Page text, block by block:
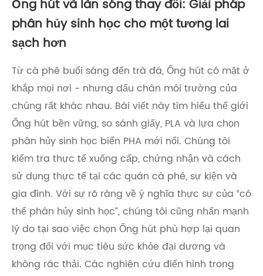
Ống hút và làn sóng thay đổi: Giải pháp
phân hủy sinh học cho một tương lai
sạch hơn
Từ cà phê buổi sáng đến trà đá, Ống hút có mặt ở
khắp mọi nơi - nhưng dấu chân môi trường của
chúng rất khác nhau. Bài viết này tìm hiểu thế giới
Ống hút bền vững, so sánh giấy, PLA và lựa chọn
phân hủy sinh học biển PHA mới nổi. Chúng tôi
kiểm tra thực tế xuống cấp, chứng nhận và cách
sử dụng thực tế tại các quán cà phê, sự kiện và
gia đình. Với sự rõ ràng về ý nghĩa thực sự của “có
thể phân hủy sinh học”, chúng tôi cũng nhấn mạnh
lý do tại sao việc chọn Ống hút phù hợp lại quan
trọng đối với mục tiêu sức khỏe đại dương và
không rác thải. Các nghiên cứu điển hình trong